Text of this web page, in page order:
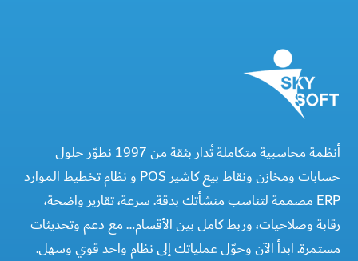
أنظمة محاسبية متكاملة تُدار بثقة من 1997 نطوّر حلول
حسابات ومخازن ونقاط بيع كاشير POS و نظام تخطيط الموارد
ERP مصممة لتناسب منشأتك بدقة. سرعة، تقارير واضحة،
رقابة وصلاحيات، وربط كامل بين الأقسام… مع دعم وتحديثات
مستمرة. ابدأ الآن وحوّل عملياتك إلى نظام واحد قوي وسهل.